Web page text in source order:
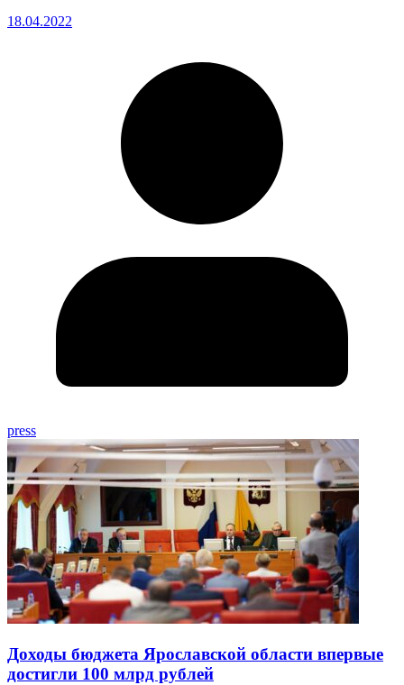
18.04.2022
press
Доходы бюджета Ярославской области впервые
достигли 100 млрд рублей